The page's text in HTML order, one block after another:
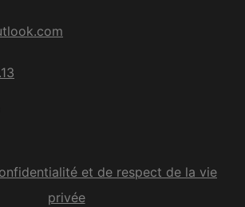
et de respect de la vie
privée